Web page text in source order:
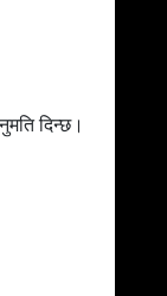
दिन्छ।